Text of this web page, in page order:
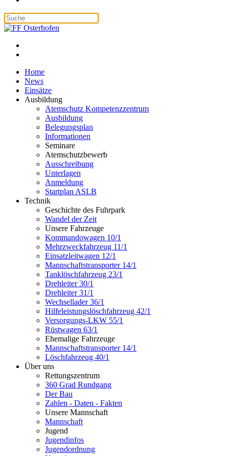
Home
News
Einsätze
Ausbildung
Atemschutz Kompetenzzentrum
Ausbildung
Belegungsplan
Informationen
Seminare
Atemschutzbewerb
Ausschreibung
Unterlagen
Anmeldung
Startplan ASLB
Technik
Geschichte des Fuhrpark
Wandel der Zeit
Unsere Fahrzeuge
Kommandowagen 10/1
Mehrzweckfahrzeug 11/1
Einsatzleitwagen 12/1
Mannschaftstransporter 14/1
Tanklöschfahrzeug 23/1
Drehleiter 30/1
Drehleiter 31/1
Wechsellader 36/1
Hilfeleistungslöschfahrzeug 42/1
Versorgungs-LKW 55/1
Rüstwagen 63/1
Ehemalige Fahrzeuge
Mannschaftstransporter 14/1
Löschfahrzeug 40/1
Über uns
Rettungszentrum
360 Grad Rundgang
Der Bau
Zahlen - Daten - Fakten
Unsere Mannschaft
Mannschaft
Jugend
Jugendinfos
Jugendordnung